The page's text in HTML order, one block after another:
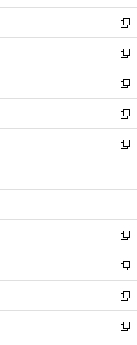
開
く
ウ
で
開
く
ン
ド
ウ
で
開
く
ウ
ィ
ン
ド
ウ
で
開
く
新
し
い
ウ
ィ
ン
ド
ウ
で
開
新
し
い
ウ
ィ
ン
ド
ウ
開
新
し
い
ウ
ィ
ン
ウ
開
く
新
し
い
ウ
ン
ウ
で
開
く
新
し
ウ
ン
ド
ウ
で
開
く
新
し
い
ウ
ィ
ン
ド
ウ
新
し
い
ウ
ィ
ン
新
し
い
新